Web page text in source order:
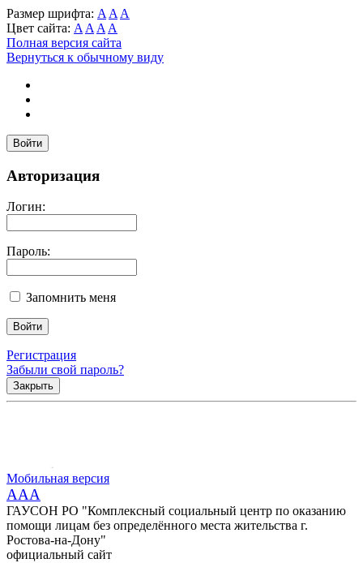
Размер шрифта: A A A
Цвет сайта: A A A A
Полная версия сайта
Вернуться к обычному виду
Войти
Авторизация
Логин:
Пароль:
Запомнить меня
Регистрация
Забыли свой пароль?
Закрыть
Мобильная версия
AAA
ГАУСОН РО "Комплексный социальный центр по оказанию
помощи лицам без определённого места жительства г.
Ростова-на-Дону"
официальный сайт